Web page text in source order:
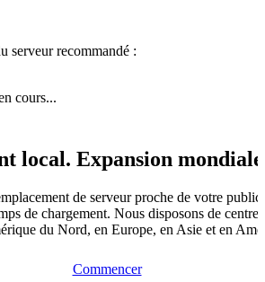
serveur recommandé :
cours...
local. Expansion
de serveur proche de votre
de chargement. Nous disposons de
du Nord, en Europe, en Asie et en
Commencer